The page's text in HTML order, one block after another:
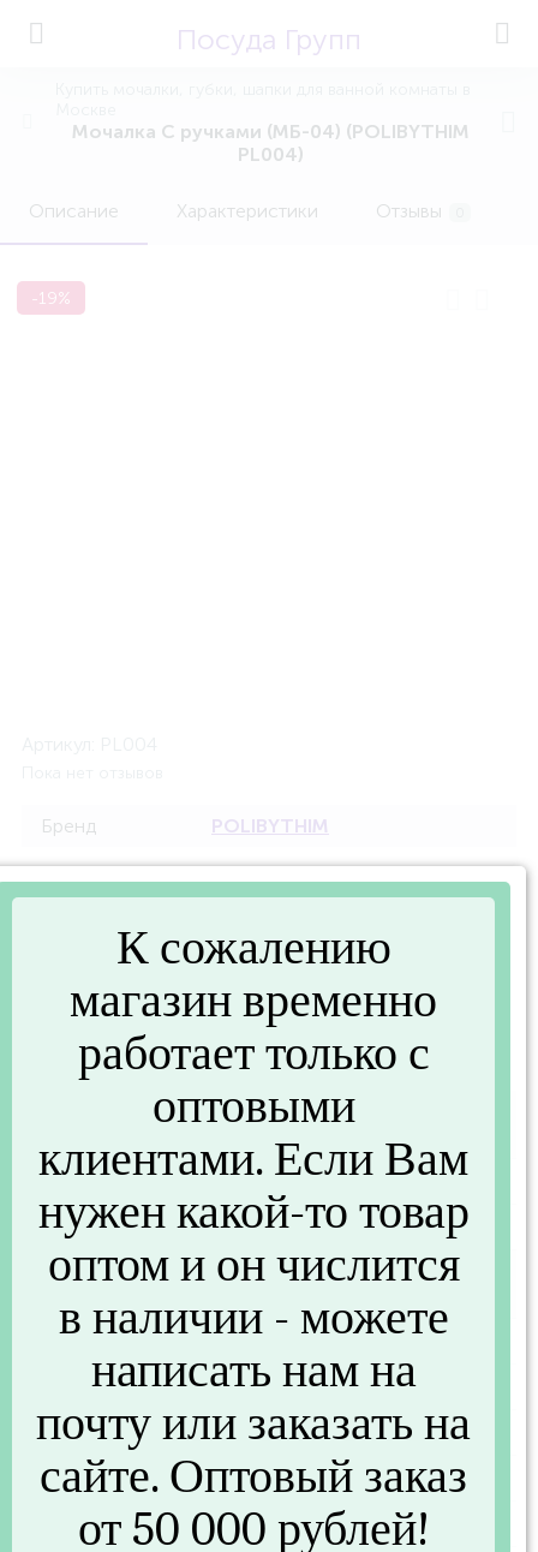
Посуда Групп
Мочалка С ручками (МБ-04) (POLIBYTHIM
PL004)
Описание Характеристики Отзывы
-19%
Бренд POLIBYTHIM
Мочалка С ручками (МБ-04) (POLIBYTHIM PL004)
Характеристики
Основные
Артикул
PL004
Бренд
POLIBYTHIM
Другие параметры
Вес с упаковкой (кг)
0.057
Штрихкод
4606519000256
Страна производства
Россия
Вложенность (шт)
20
К сожалению
магазин временно
работает только с
оптовыми
клиентами. Если Вам
нужен какой-то товар
оптом и он числится
в наличии - можете
написать нам на
почту или заказать на
сайте. Оптовый заказ
от 50 000 рублей!